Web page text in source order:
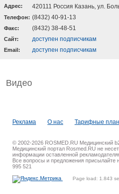
Адрес: 420111 Россия Казань, ул.
Телефон: (8432) 40-91-13
Факс: (8432) 38-48-51
Cайт: доступен подписчикам
Email: доступен подписчикам
Видео
Реклама О нас Тарифные
© 2002-2026 ROSMED.RU Медицинский
Медицинский портал Rosmed.RU не
информации оставленной
Все вопросы и предложения присылайте
995 521
Page load: 1.843